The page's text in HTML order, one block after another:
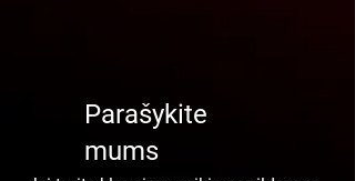
Parašykite
mums